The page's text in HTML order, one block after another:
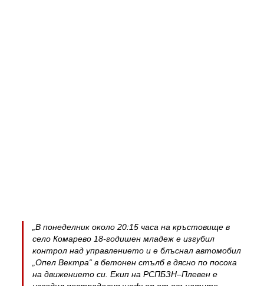
„В понеделник около 20:15 часа на кръстовище в
село Комарево 18-годишен младеж е изгубил
контрол над управлението и е блъснал автомобил
„Опел Вектра“ в бетонен стълб в дясно по посока
на движението си. Екип на РСПБЗН–Плевен е